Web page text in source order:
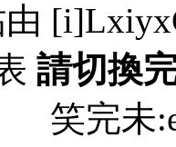
請切換
笑完未